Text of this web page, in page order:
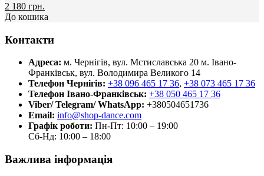
2 180 грн.
До кошика
Контакти
Адреса: м. Чернігів, вул. Мстиславська 20 м. Івано-
Франківськ, вул. Володимира Великого 14
Телефон Чернігів: +38 096 465 17 36, +38 073 465 17 36
Телефон Івано-Франківськ: +38 050 465 17 36
Viber/ Telegram/ WhatsApp: +380504651736
Email: info@shop-dance.com
Графік роботи: Пн-Пт: 10:00 – 19:00
Сб-Нд: 10:00 – 18:00
Важлива інформація